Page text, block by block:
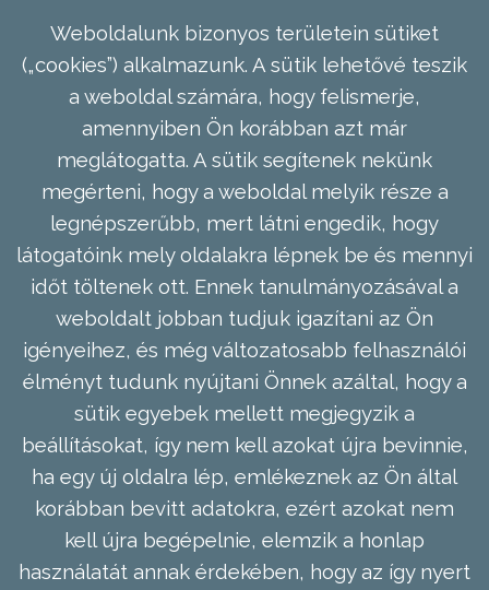
Weboldalunk bizonyos területein sütiket
(„cookies”) alkalmazunk. A sütik lehetővé teszik
a weboldal számára, hogy felismerje,
amennyiben Ön korábban azt már
meglátogatta. A sütik segítenek nekünk
megérteni, hogy a weboldal melyik része a
legnépszerűbb, mert látni engedik, hogy
látogatóink mely oldalakra lépnek be és mennyi
időt töltenek ott. Ennek tanulmányozásával a
weboldalt jobban tudjuk igazítani az Ön
igényeihez, és még változatosabb felhasználói
élményt tudunk nyújtani Önnek azáltal, hogy a
sütik egyebek mellett megjegyzik a
beállításokat, így nem kell azokat újra bevinnie,
ha egy új oldalra lép, emlékeznek az Ön által
korábban bevitt adatokra, ezért azokat nem
kell újra begépelnie, elemzik a honlap
használatát annak érdekében, hogy az így nyert